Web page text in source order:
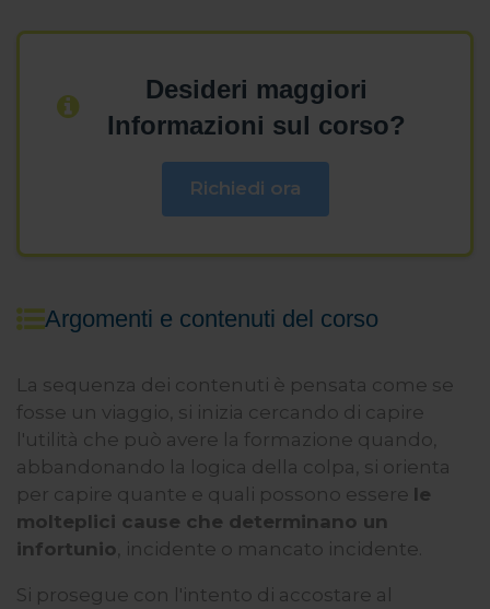
Desideri maggiori
Informazioni sul corso?
Richiedi ora
Argomenti e contenuti del corso
La sequenza dei contenuti è pensata come se
fosse un viaggio, si inizia cercando di capire
l'utilità che può avere la formazione quando,
abbandonando la logica della colpa, si orienta
per capire quante e quali possono essere le
molteplici cause che determinano un
infortunio , incidente o mancato incidente.
Si prosegue con l'intento di accostare al